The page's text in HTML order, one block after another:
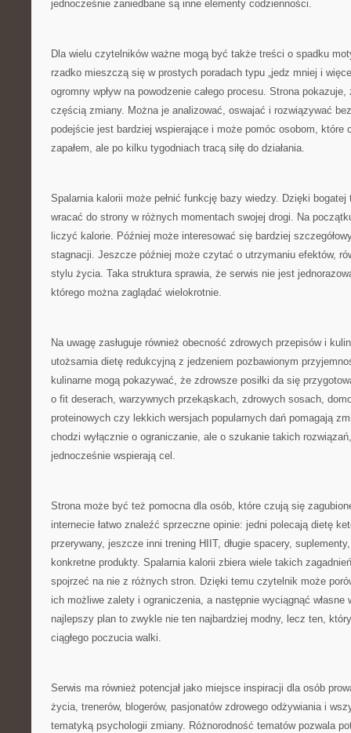
jednocześnie zaniedbane są inne elementy codzienności.
Dla wielu czytelników ważne mogą być także treści o spadku
rzadko mieszczą się w prostych poradach typu „jedz mniej i
ogromny wpływ na powodzenie całego procesu. Strona
częścią zmiany. Można je analizować, oswajać i rozwiązywać
podejście jest bardziej wspierające i może pomóc osobom, które
zapałem, ale po kilku tygodniach tracą siłę do działania.
Spalarnia kalorii może pełnić funkcję bazy wiedzy. Dzięki
wracać do strony w różnych momentach swojej drogi. Na
liczyć kalorie. Później może interesować się bardziej
stagnacji. Jeszcze później może czytać o utrzymaniu efektów,
stylu życia. Taka struktura sprawia, że serwis nie jest
którego można zaglądać wielokrotnie.
Na uwagę zasługuje również obecność zdrowych przepisów i
utożsamia dietę redukcyjną z jedzeniem pozbawionym
kulinarne mogą pokazywać, że zdrowsze posiłki da się
o fit deserach, warzywnych przekąskach, zdrowych sosach,
proteinowych czy lekkich wersjach popularnych dań pomagają
chodzi wyłącznie o ograniczanie, ale o szukanie takich
jednocześnie wspierają cel.
Strona może być też pomocna dla osób, które czują się
internecie łatwo znaleźć sprzeczne opinie: jedni polecają dietę
przerywany, jeszcze inni trening HIIT, długie spacery,
konkretne produkty. Spalarnia kalorii zbiera wiele takich
spojrzeć na nie z różnych stron. Dzięki temu czytelnik może
ich możliwe zalety i ograniczenia, a następnie wyciągnąć własne
najlepszy plan to zwykle nie ten najbardziej modny, lecz ten,
ciągłego poczucia walki.
Serwis ma również potencjał jako miejsce inspiracji dla osób
życia, trenerów, blogerów, pasjonatów zdrowego odżywiania i
tematyką psychologii zmiany. Różnorodność tematów pozwala